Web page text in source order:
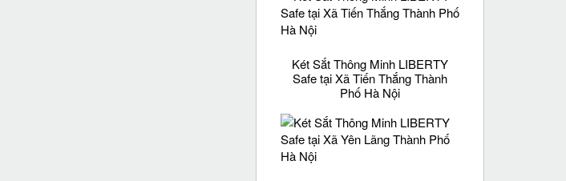
Két Sắt Thông Minh LIBERTY
Safe tại Xã Tiến Thắng Thành
Phố Hà Nội